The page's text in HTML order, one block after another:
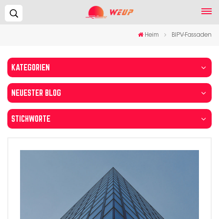
Heim BIPV-Fassaden
KATEGORIEN
NEUESTER BLOG
STICHWORTE